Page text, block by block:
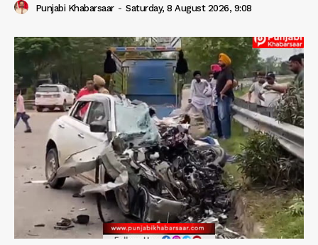
Punjabi Khabarsaar - Saturday, 8 August 2026, 9:08